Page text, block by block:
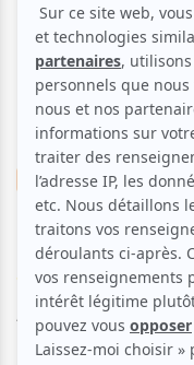
Musique
El Motor -
Voir les
Aucune offre
disponible